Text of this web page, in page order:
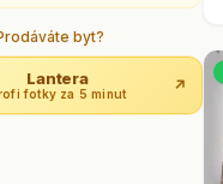
byt?
Lantera
fotky za 5 minut ↗